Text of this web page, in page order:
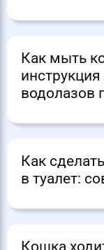
Как мыть
водолазов
Как
в туалет:
Кошка